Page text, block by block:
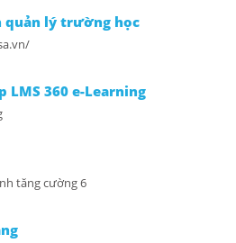
quản lý trường học
LMS 360 e-Learning
tăng cường 6